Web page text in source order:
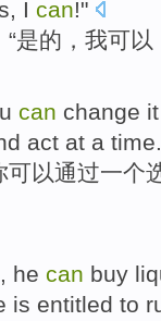
, I can!"
“是的 ， 我可以
can change it
act at a time
可以通过一个
, he can buy
is entitled to